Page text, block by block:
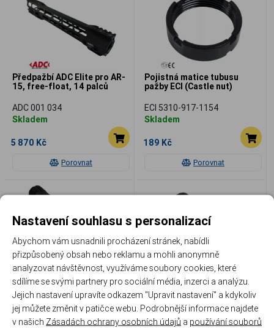
Porovnat
Předpažbí ADC Elite pro AR-
15, free-float, 14 palců
ADC 001 034
Skladem
5 870 Kč
Porovnat
Pojistná matice tubusu
pažby ECI (Castle nut)
ECI 5310-917-1154
Skladem
189 Kč
Tubus pažby ECI pro M4 /
AR-15, Mil-Spec, AL 7075-
T6
ECI 1005-914-2929-6
Skladem
Zadní čep ECI pro pušku AR-
15
ECI 8448584
Skladem
Nastavení souhlasu s personalizací
Abychom vám usnadnili procházení stránek, nabídli
přizpůsobený obsah nebo reklamu a mohli anonymně
analyzovat návštěvnost, využíváme soubory cookies, které
sdílíme se svými partnery pro sociální média, inzerci a analýzu.
Jejich nastavení upravíte odkazem "Upravit nastavení" a kdykoliv
jej můžete změnit v patičce webu. Podrobnější informace najdete
v našich Zásadách ochrany osobních údajů a používání souborů